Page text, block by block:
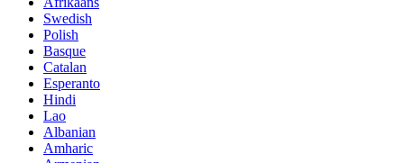
Swedish
Polish
Basque
Catalan
Esperanto
Hindi
Lao
Albanian
Amharic